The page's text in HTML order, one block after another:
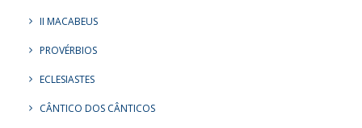
II MACABEUS
PROVÉRBIOS
ECLESIASTES
CÂNTICO DOS CÂNTICOS